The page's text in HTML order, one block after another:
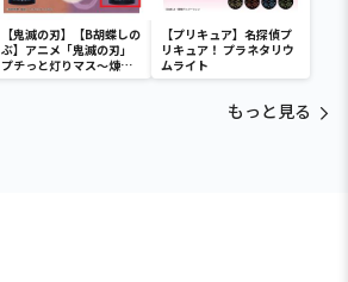
【鬼滅の刃】【B胡蝶しの
ぶ】アニメ「鬼滅の刃」
プチっと灯りマス～煉獄
杏寿郎・胡蝶しのぶ～
【プリキュア】名探偵プ
リキュア！ プラネタリウ
ムライト
もっと見る